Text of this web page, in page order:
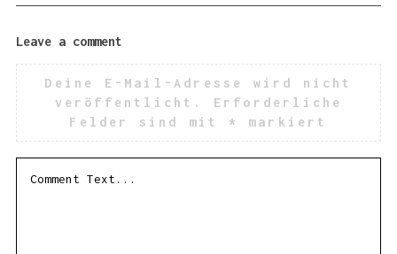
Leave a comment
Deine E-Mail-Adresse wird nicht
veröffentlicht.
Erforderliche
Felder sind mit * markiert